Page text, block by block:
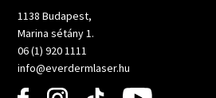
1138 Budapest,
Marina sétány 1.
06 (1) 920 1111
info@everdermlaser.hu